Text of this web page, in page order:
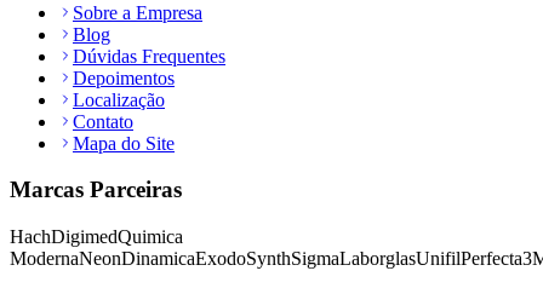
Sobre a Empresa
Blog
Dúvidas Frequentes
Depoimentos
Localização
Contato
Mapa do Site
Marcas Parceiras
HachDigimedQuimica
ModernaNeonDinamicaExodoSynthSigmaLaborglasUnifilPerfecta